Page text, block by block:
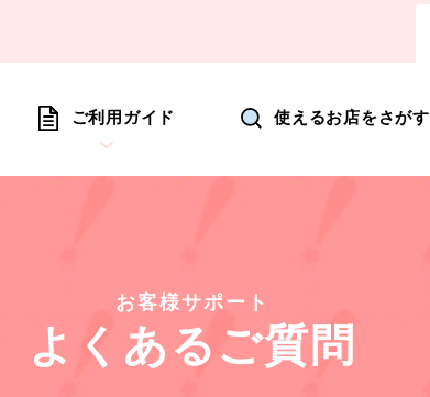
ご利用ガイド 使えるお店をさがす
お客様サポート
よくあるご質問